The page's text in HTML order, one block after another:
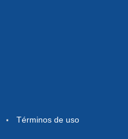
Términos de uso